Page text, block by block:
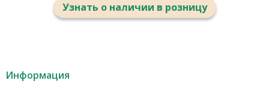
Узнать о наличии в розницу
Информация